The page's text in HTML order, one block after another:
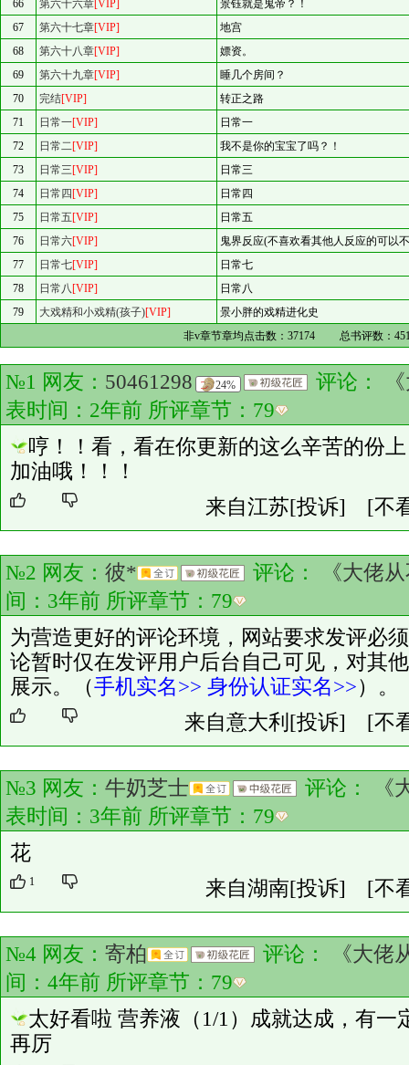
66 第六十六章 [VIP]
景钰就是鬼帝？！
67
第六十七章[VIP]
地宫
68
第六十八章[VIP]
嫖资。
69
第六十九章[VIP]
睡几个房间？
70
完结[VIP]
转正之路
71
日常一[VIP]
日常一
72
日常二[VIP]
我不是你的宝宝了吗？！
73
日常三[VIP]
日常三
74
日常四 [VIP]
日常四
75
日常五[VIP]
日常五
76
日常六[VIP]
鬼界反应(不喜欢看其他人反应的可以
77
日常七[VIP]
日常七
78
日常八[VIP]
日常八
79
大戏精和小戏精(孩子)[VIP]
景小胖的戏精进化史
非v章节章均点击数： 37174 总书评数：
№1 网友： 50461298 24% 评论：
表时间：2年前 所评章节： 79
哼！！看，看在你更新的这么辛苦的份
加油哦！！！
来自江苏[投诉] [不
№2 网友： 彼* 评论：
《大佬
间：3年前 所评章节： 79
为营造更好的评论环境，网站要求发评必
论暂时仅在发评用户后台自己可见，对其
展示。（手机实名>> 身份认证实名>>）。
来自意大利 [投诉] [不
№3 网友： 牛奶芝士 评论：
《
表时间：3年前 所评章节： 79
花
1 来自湖南[投诉] [不
№4 网友： 寄柏 评论：
《大佬
间：4年前 所评章节： 79
太好看啦 营养液（1/1）成就达成，有一
再厉